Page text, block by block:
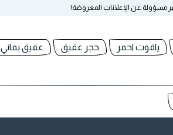
مسؤولة عن الإعلانات المعروضة!
ياقوت احمر حجر عقيق عقيق يماني